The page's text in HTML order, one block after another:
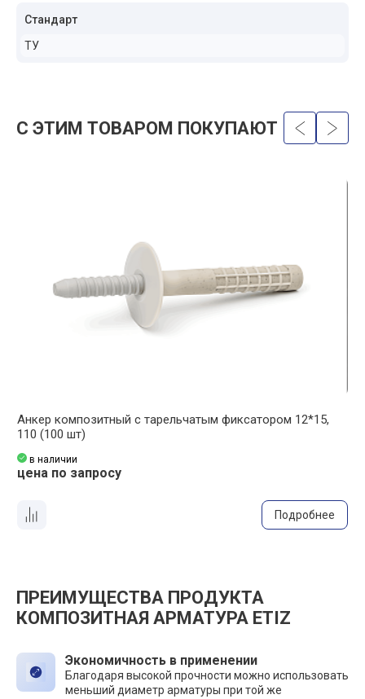
Стандарт
ТУ
С ЭТИМ ТОВАРОМ ПОКУПАЮТ
Анкер композитный с тарельчатым фиксатором 12*15,
110 (100 шт)
в наличии
цена по запросу
Подробнее
ПРЕИМУЩЕСТВА ПРОДУКТА
КОМПОЗИТНАЯ АРМАТУРА ETIZ
Экономичность в применении
Благодаря высокой прочности можно использовать
меньший диаметр арматуры при той же